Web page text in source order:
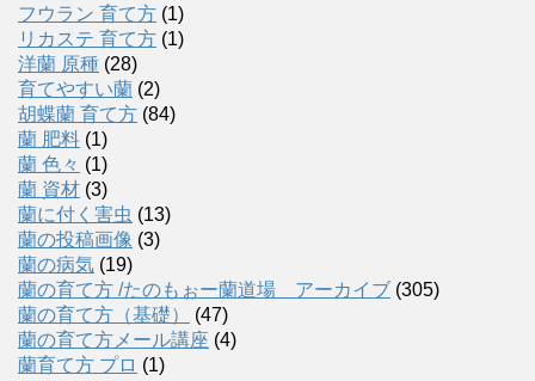
フウラン 育て方 (1)
リカステ 育て方 (1)
洋蘭 原種 (28)
育てやすい蘭 (2)
胡蝶蘭 育て方 (84)
蘭 肥料 (1)
蘭 色々 (1)
蘭 資材 (3)
蘭に付く害虫 (13)
蘭の投稿画像 (3)
蘭の病気 (19)
蘭の育て方 /たのもぉー蘭道場 アーカイブ (305)
蘭の育て方（基礎）
(47)
蘭の育て方メール講座 (4)
蘭育て方 プロ (1)